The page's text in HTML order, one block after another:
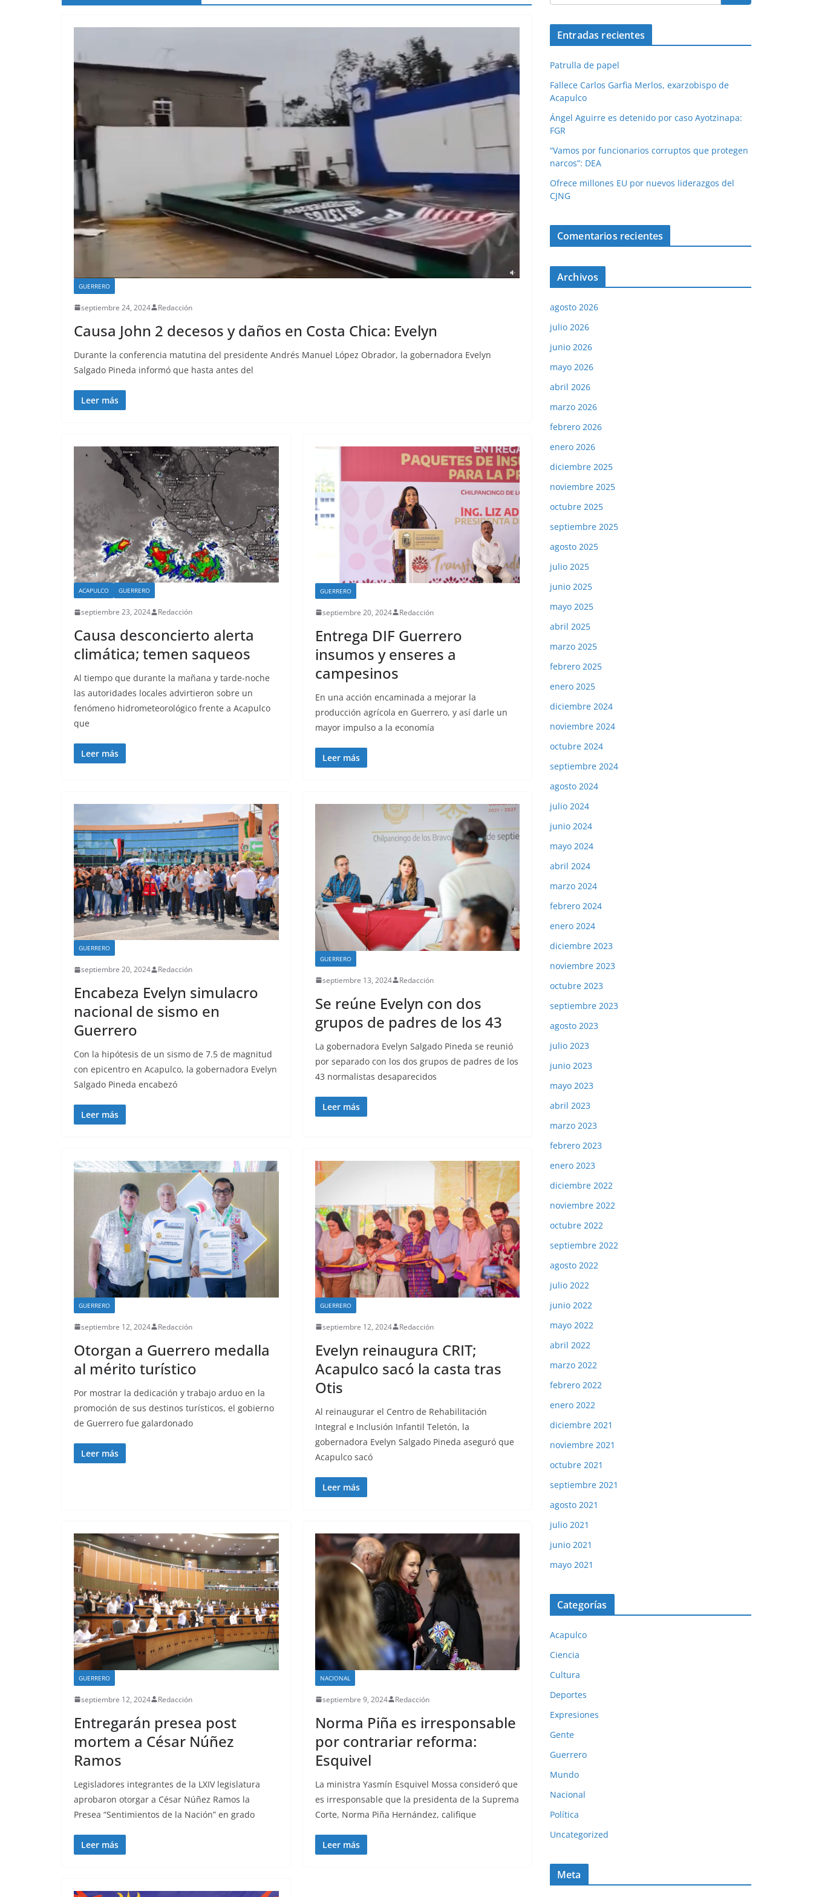
GUERRERO
septiembre 24, 2024 Redacción
Causa John 2 decesos y daños en Costa Chica: Evelyn
Durante la conferencia matutina del presidente Andrés Manuel López Obrador, la gobernadora Evelyn
Salgado Pineda informó que hasta antes del
Leer más
ACAPULCO GUERRERO
septiembre 23, 2024 Redacción
Causa desconcierto alerta
climática; temen saqueos
Al tiempo que durante la mañana y tarde-noche
las autoridades locales advirtieron sobre un
fenómeno hidrometeorológico frente a Acapulco
que
Leer más
GUERRERO
septiembre 20, 2024 Redacción
Entrega DIF Guerrero
insumos y enseres a
campesinos
En una acción encaminada a mejorar la
producción agrícola en Guerrero, y así darle un
mayor impulso a la economía
Leer más
GUERRERO
septiembre 20, 2024 Redacción
Encabeza Evelyn simulacro
nacional de sismo en
Guerrero
Con la hipótesis de un sismo de 7.5 de magnitud
con epicentro en Acapulco, la gobernadora Evelyn
Salgado Pineda encabezó
Leer más
GUERRERO
septiembre 13, 2024 Redacción
Se reúne Evelyn con dos
grupos de padres de los 43
La gobernadora Evelyn Salgado Pineda se reunió
por separado con los dos grupos de padres de los
43 normalistas desaparecidos
Leer más
GUERRERO
septiembre 12, 2024 Redacción
Otorgan a Guerrero medalla
al mérito turístico
Por mostrar la dedicación y trabajo arduo en la
promoción de sus destinos turísticos, el gobierno
de Guerrero fue galardonado
Leer más
GUERRERO
septiembre 12, 2024 Redacción
Evelyn reinaugura CRIT;
Acapulco sacó la casta tras
Otis
Al reinaugurar el Centro de Rehabilitación
Integral e Inclusión Infantil Teletón, la
gobernadora Evelyn Salgado Pineda aseguró que
Acapulco sacó
Leer más
GUERRERO
septiembre 12, 2024 Redacción
Entregarán presea post
mortem a César Núñez
Ramos
Legisladores integrantes de la LXIV legislatura
aprobaron otorgar a César Núñez Ramos la
Presea “Sentimientos de la Nación” en grado
Leer más
NACIONAL
septiembre 9, 2024 Redacción
Norma Piña es irresponsable
por contrariar reforma:
Esquivel
La ministra Yasmín Esquivel Mossa consideró que
es irresponsable que la presidenta de la Suprema
Corte, Norma Piña Hernández, califique
Leer más
Entradas recientes
Patrulla de papel
Fallece Carlos Garfia Merlos, exarzobispo de
Acapulco
Ángel Aguirre es detenido por caso Ayotzinapa:
FGR
“Vamos por funcionarios corruptos que protegen
narcos”: DEA
Ofrece millones EU por nuevos liderazgos del
CJNG
Comentarios recientes
Archivos
agosto 2026
julio 2026
junio 2026
mayo 2026
abril 2026
marzo 2026
febrero 2026
enero 2026
diciembre 2025
noviembre 2025
octubre 2025
septiembre 2025
agosto 2025
julio 2025
junio 2025
mayo 2025
abril 2025
marzo 2025
febrero 2025
enero 2025
diciembre 2024
noviembre 2024
octubre 2024
septiembre 2024
agosto 2024
julio 2024
junio 2024
mayo 2024
abril 2024
marzo 2024
febrero 2024
enero 2024
diciembre 2023
noviembre 2023
octubre 2023
septiembre 2023
agosto 2023
julio 2023
junio 2023
mayo 2023
abril 2023
marzo 2023
febrero 2023
enero 2023
diciembre 2022
noviembre 2022
octubre 2022
septiembre 2022
agosto 2022
julio 2022
junio 2022
mayo 2022
abril 2022
marzo 2022
febrero 2022
enero 2022
diciembre 2021
noviembre 2021
octubre 2021
septiembre 2021
agosto 2021
julio 2021
junio 2021
mayo 2021
Categorías
Acapulco
Ciencia
Cultura
Deportes
Expresiones
Gente
Guerrero
Mundo
Nacional
Política
Uncategorized
Meta